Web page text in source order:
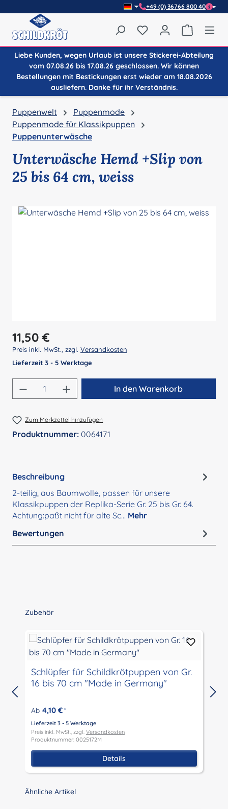
+49 (0) 36766 800 40
Du hast 0 Produkte
Liebe Kunden, wegen Urlaub ist unsere Stickerei-Abteilung
vom 07.08.26 bis 17.08.26 geschlossen. Wir können
Bestellungen mit Bestickungen erst wieder am 18.08.2026
ausliefern. Danke für ihr Verständnis.
Puppenwelt
Puppenmode
Puppenmode für Klassikpuppen
Puppenunterwäsche
Unterwäsche Hemd +Slip von
25 bis 64 cm, weiss
Regulärer Preis:
11,50 €
Preis inkl. MwSt., zzgl. Versandkosten
Lieferzeit 3 - 5 Werktage
Produkt Anzahl: Gib den gewünschten
In den Warenkorb
Zum Merkzettel hinzufügen
Produktnummer: 0064171
Beschreibung
2-teilig, aus Baumwolle, passen für unsere
Klassikpuppen der Replika-Serie Gr. 25 bis Gr. 64.
Achtung:paßt nicht für alte Sc… Mehr
Bewertungen
Produktgalerie überspringen
Zubehör
Schlüpfer für Schildkrötpuppen von Gr.
16 bis 70 cm "Made in Germany"
Ab 4,10 € *
Lieferzeit 3 - 5 Werktage
Preis inkl. MwSt., zzgl. Versandkosten
Produktnummer: 0025172M
Details
Produktgalerie überspringen
Ähnliche Artikel